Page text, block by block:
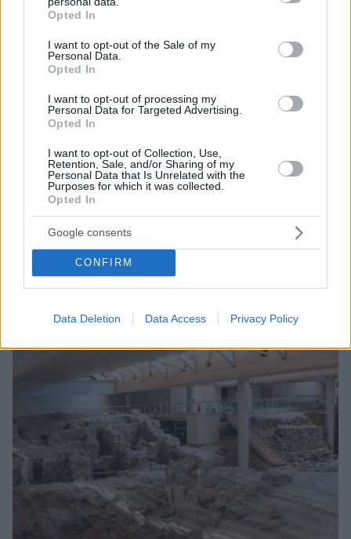
grant or deny consent to Google and its third-party tags to
use your data for below specified purposes in below Google
consent section.
Opted In
I want to opt-out of the Sale of my
Personal Data.
Opted In
I want to opt-out of processing my
Personal Data for Targeted Advertising.
Opted In
I want to opt-out of Collection, Use,
Retention, Sale, and/or Sharing of my
Personal Data that Is Unrelated with the
Purposes for which it was collected.
Opted In
Google consents
CONFIRM
Data Deletion Data Access Privacy Policy
φοβικής γάτας
πριν 43 λεπτά
φωτογραφίες από τον Άγιο Νεκτάριο
πριν μία ώρα
πριν μία ώρα
ΔΕΙΤΕ ΟΛΕΣ ΤΙΣ ΕΙΔΗΣΕΙΣ
ΤΑ ΠΙΟ ΔΗΜΟΦΙΛΗ